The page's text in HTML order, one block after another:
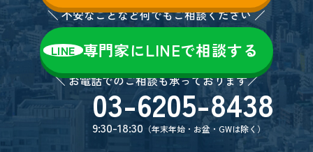
＼ 不安なことなど何でもご相談ください ／
LINE 専門家にLINEで相談する
＼ お電話でのご相談も承っております／
03-6205-8438
9:30-18:30 （年末年始・お盆・GWは除く）